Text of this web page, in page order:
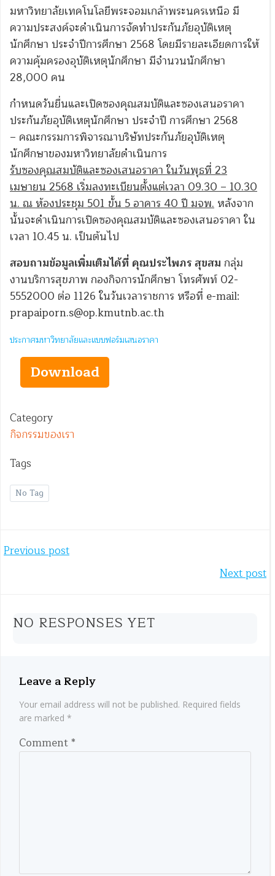
มหาวิทยาลัยเทคโนโลยีพระจอมเกล้าพระนครเหนือ มี
ความประสงค์จะดำเนินการจัดทำประกันภัยอุบัติเหตุ
นักศึกษา ประจำปีการศึกษา 2568 โดยมีรายละเอียดการให้
ความคุ้มครองอุบัติเหตุนักศึกษา มีจำนวนนักศึกษา
28,000 คน
กำหนดวันยื่นและเปิดซองคุณสมบัติและซองเสนอราคา
ประกันภัยอุบัติเหตุนักศึกษา ประจำปี การศึกษา 2568
– คณะกรรมการพิจารณาบริษัทประกันภัยอุบัติเหตุ
นักศึกษาของมหาวิทยาลัยดำเนินการ
รับซองคุณสมบัติและซองเสนอราคา ในวันพุธที่ 23
เมษายน 2568 เริ่มลงทะเบียนตั้งแต่เวลา 09.30 – 10.30
น. ณ ห้องประชุม 501 ขั้น 5 อาคาร 40 ปี มจพ. หลังจาก
นั้นจะดำเนินการเปิดซองคุณสมบัติและซองเสนอราคา ใน
เวลา 10.45 น. เป็นต้นไป
สอบถามข้อมูลเพิ่มเติมได้ที่ คุณประไพภร สุขสม กลุ่ม
งานบริการสุขภาพ กองกิจการนักศึกษา โทรศัพท์ 02-
5552000 ต่อ 1126 ในวันเวลาราชการ หรือที่ e-mail:
prapaiporn.s@op.kmutnb.ac.th
ประกาศมหาวิทยาลัยและแบบฟอร์มเสนอราคา
Download
Category
กิจกรรมของเรา
Tags
No Tag
Post
Previous post
navigation
Next post
NO RESPONSES YET
Leave a Reply
Your email address will not be published. Required fields
are marked *
Comment*